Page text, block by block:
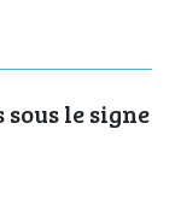
le signe